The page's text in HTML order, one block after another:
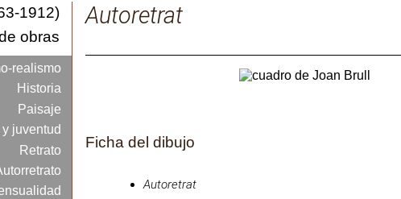
1912)
obras
realismo
Historia
Paisaje
juventud
Retrato
Catálogo de obras
Autoretrat
Ficha del dibujo
Autoretrat